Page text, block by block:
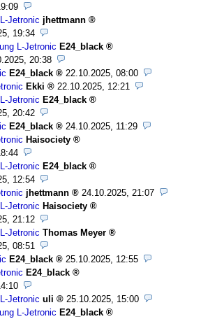
Jetronic jhettmann
19:34
L-Jetronic E24_black
20:38
E24_black
22.10.2025, 08:00
Ekki
22.10.2025, 12:21
Jetronic E24_black
20:42
E24_black
24.10.2025, 11:29
Haisociety
Jetronic E24_black
12:54
jhettmann
24.10.2025, 21:07
Jetronic Haisociety
21:12
Jetronic Thomas Meyer
08:51
E24_black
25.10.2025, 12:55
E24_black
Jetronic uli
25.10.2025, 15:00
L-Jetronic E24_black